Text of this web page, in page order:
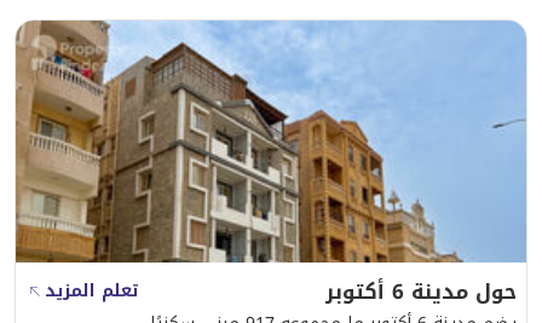
10 دقائق من مول العرب، الممشى السياحي، ومحور جمال
10 دقائق من مدينة الشيخ زايد ووصلة دهشور
تصميم فاخر وإشراف هندسي يضمن الجودة
حول مدينة 6 أكتوبر
تعلم المزيد